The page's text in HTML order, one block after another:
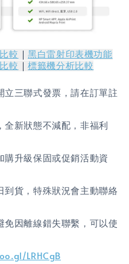
較 ｜黑白雷射印表機功能
較 ｜標籤機分析比較
三聯式發票，請在訂單註
新狀態不減配，非福利
升級保固或促銷活動資
到貨，特殊狀況會主動聯絡
因離線錯失聯繫，可以使
LRHCgB